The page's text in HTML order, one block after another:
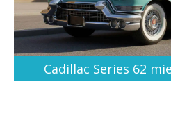
Cadillac Series 62